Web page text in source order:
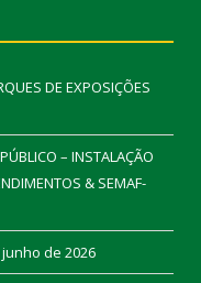
DE EXPOSIÇÕES
– INSTALAÇÃO
& SEMAF-
de 2026